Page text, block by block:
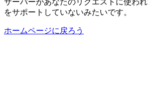
サーバーがあなたのリクエストに使わ
をサポートしていないみたいです。
ホームページに戻ろう